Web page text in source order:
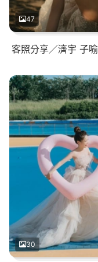
47
客照分享／濟宇 子喻
30